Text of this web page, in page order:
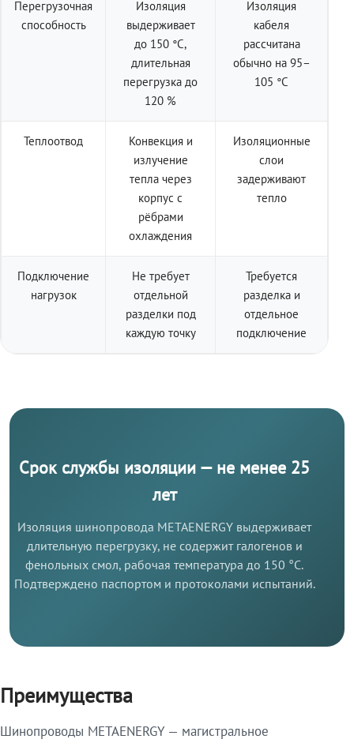
Перегрузочная
способность
Изоляция
выдерживает
до 150 °C,
длительная
перегрузка до
120 %
Изоляция
кабеля
рассчитана
обычно на 95–
105 °C
Теплоотвод
Конвекция и
излучение
тепла через
корпус с
рёбрами
охлаждения
Изоляционные
слои
задерживают
тепло
Подключение
нагрузок
Не требует
отдельной
разделки под
каждую точку
Требуется
разделка и
отдельное
подключение
Срок службы изоляции — не менее 25
лет
Изоляция шинопровода METAENERGY выдерживает
длительную перегрузку, не содержит галогенов и
фенольных смол, рабочая температура до 150 °C.
Подтверждено паспортом и протоколами испытаний.
Преимущества
Шинопроводы METAENERGY — магистральное